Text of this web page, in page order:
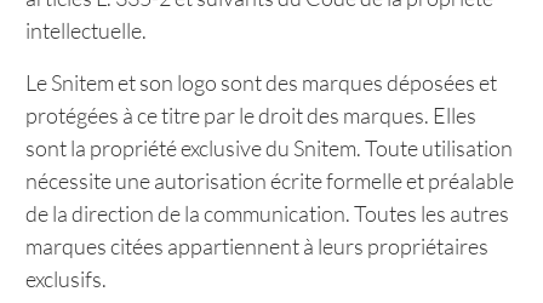
intellectuelle.
Le Snitem et son logo sont des marques déposées et
protégées à ce titre par le droit des marques. Elles
sont la propriété exclusive du Snitem. Toute utilisation
nécessite une autorisation écrite formelle et préalable
de la direction de la communication. Toutes les autres
marques citées appartiennent à leurs propriétaires
exclusifs.